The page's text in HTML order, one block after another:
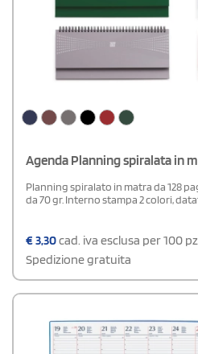
Agenda Planning spiralata in
Planning spiralato in matra da 128
da 70 gr. Interno stampa 2 colori,
€3,30cad. iva esclusa per 100 pz
Spedizione gratuita